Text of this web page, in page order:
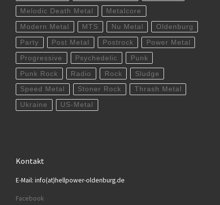
Melodic Death Metal Metalcore
Modern Metal MTS Nu Metal Oldenburg
Party Post Metal Postrock Power Metal
Progressive Psychedelic Punk
Punk Rock Radio Rock Sludge
Speed Metal Stoner Rock Thrash Metal
Ukraine US-Metal
Kontakt
E-Mail: info(at)hellpower-oldenburg.de
Facebook